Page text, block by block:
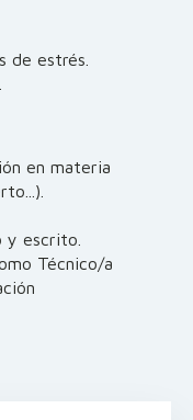
de estrés.
en materia
y escrito.
Técnico/a